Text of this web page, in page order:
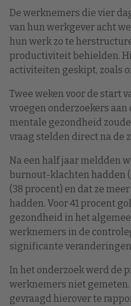
De werknemers die vier
van hun werkgever acht
hun werk zo te
productiviteit behielden.
activiteiten geskipt, zoals
Twee weken voor de start
vroegen onderzoekers aan
mentale gezondheid
vraag stelden direct na de
Na een half jaar meldden
burnout-klachten hadden
(38 procent) en dat ze
hadden. Voor 41 procent
gezondheid in het
werknemers in de
significante
In het onderzoek werd de
werknemers niet
gevraagd hierover te